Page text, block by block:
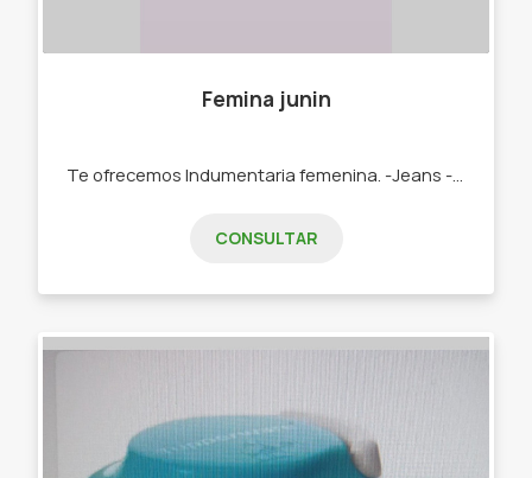
Femina junin
CONSULTAR